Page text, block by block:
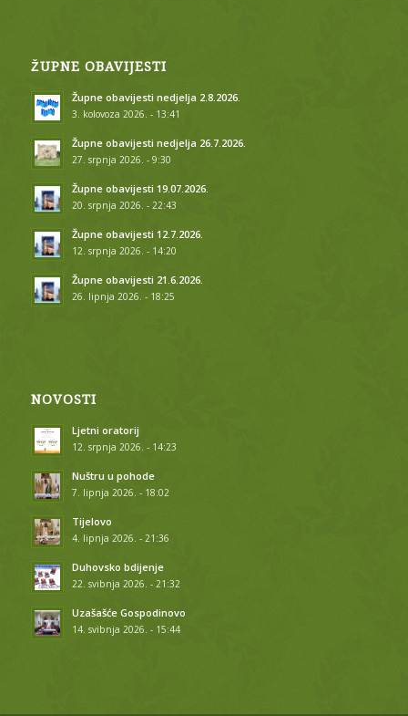
ŽUPNE OBAVIJESTI
Župne obavijesti nedjelja 2.8.2026.
3. kolovoza 2026. - 13:41
Župne obavijesti nedjelja 26.7.2026.
27. srpnja 2026. - 9:30
Župne obavijesti 19.07.2026.
20. srpnja 2026. - 22:43
Župne obavijesti 12.7.2026.
12. srpnja 2026. - 14:20
Župne obavijesti 21.6.2026.
26. lipnja 2026. - 18:25
NOVOSTI
Ljetni oratorij
12. srpnja 2026. - 14:23
Nuštru u pohode
7. lipnja 2026. - 18:02
Tijelovo
4. lipnja 2026. - 21:36
Duhovsko bdijenje
22. svibnja 2026. - 21:32
Uzašašće Gospodinovo
14. svibnja 2026. - 15:44